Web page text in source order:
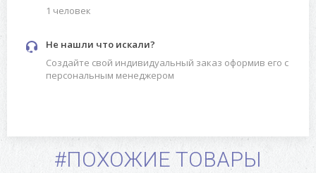
1 человек
Не нашли что искали?
Создайте свой индивидуальный заказ оформив его с
персональным менеджером
#ПОХОЖИЕ ТОВАРЫ